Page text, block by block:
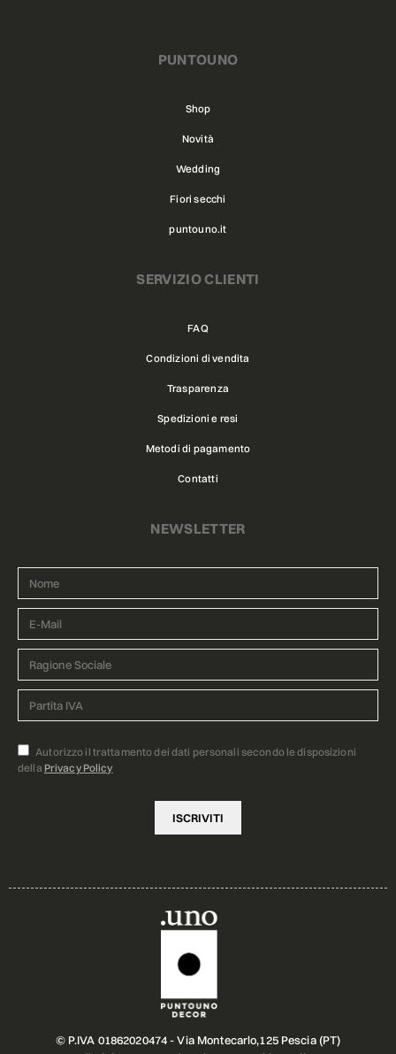
PUNTOUNO
Shop
Novità
Wedding
Fiori secchi
puntouno.it
SERVIZIO CLIENTI
FAQ
Condizioni di vendita
Trasparenza
Spedizioni e resi
Metodi di pagamento
Contatti
NEWSLETTER
Autorizzo il trattamento dei dati personali secondo le disposizioni
della Privacy Policy
© P.IVA 01862020474 - Via Montecarlo,125 Pescia (PT)